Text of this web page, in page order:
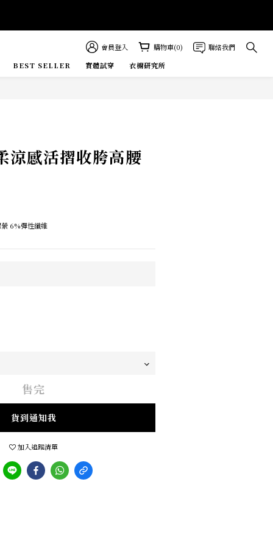
會員登入 購物車(0)
聯絡我們
BEST SELLER
實體試穿 衣櫥研究所
感活摺收胯高腰
6%彈性纖維
售完
貨到通知我
加入追蹤清單